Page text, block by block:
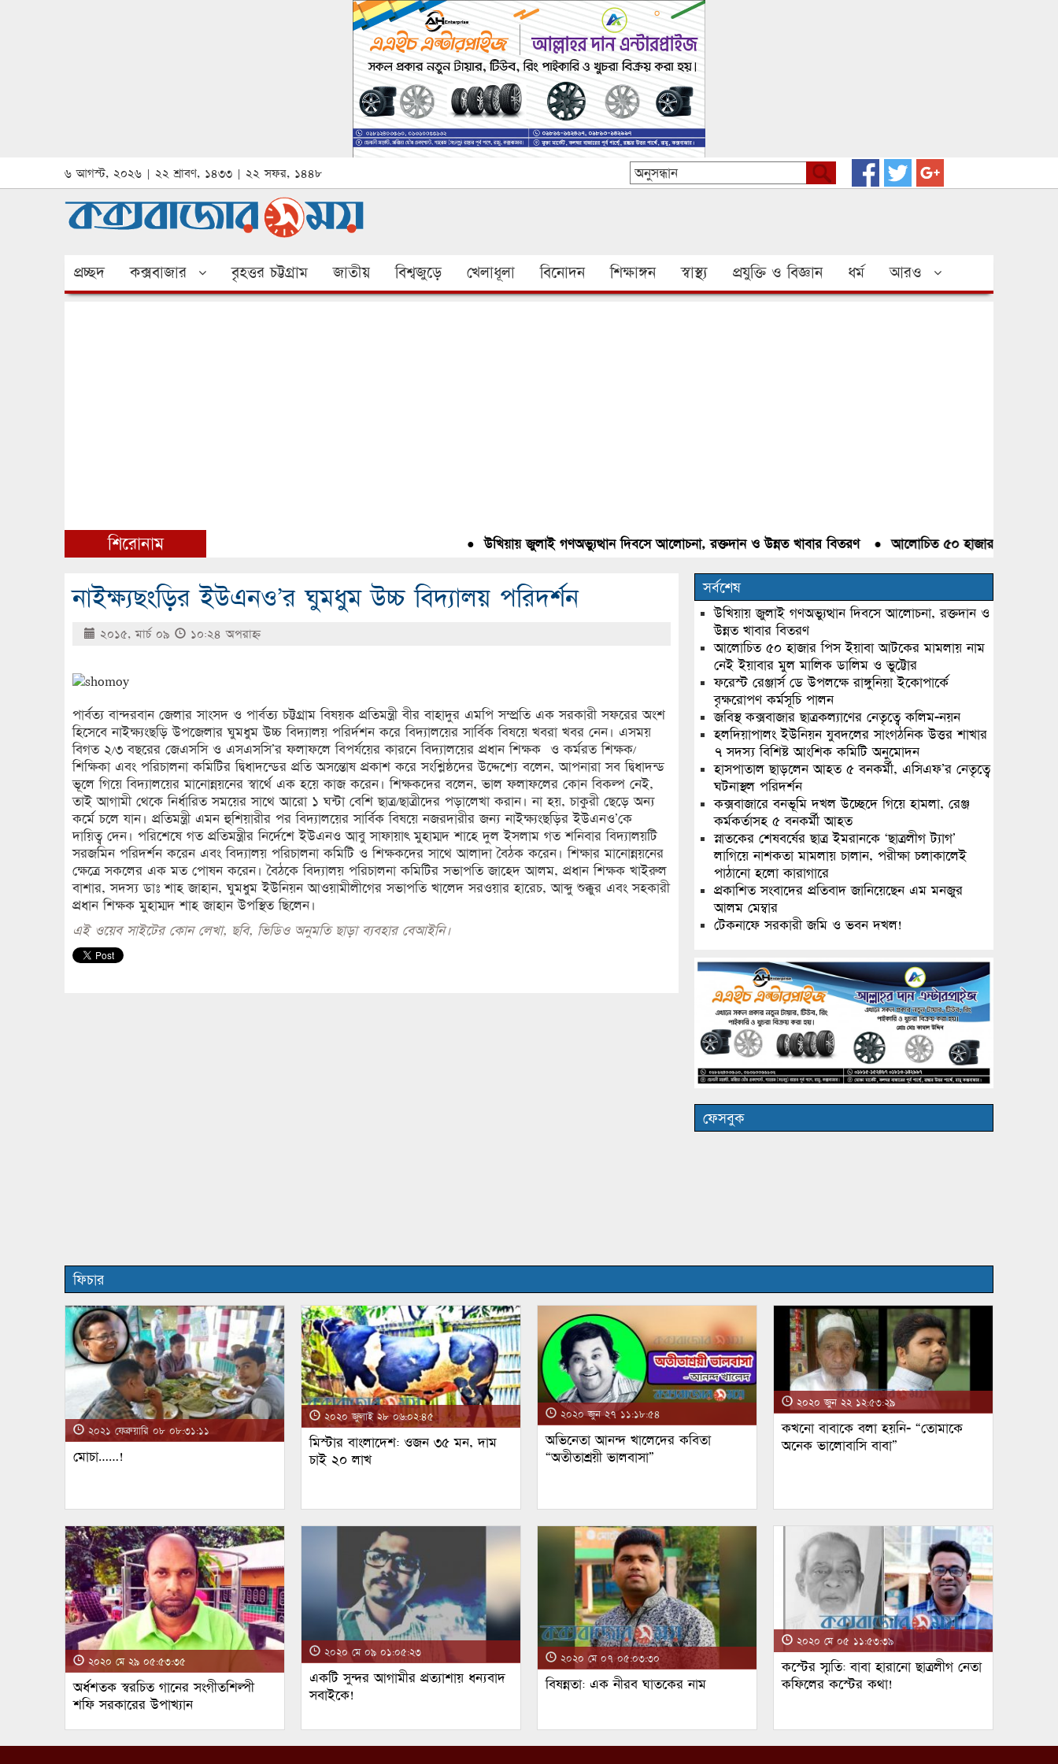
৬ আগস্ট, ২০২৬ | ২২ শ্রাবণ, ১৪৩৩ | ২২ সফর, ১৪৪৮
প্রচ্ছদ কক্সবাজার বৃহত্তর চট্টগ্রাম জাতীয় বিশ্বজুড়ে খেলাধূলা বিনোদন শিক্ষাঙ্গন স্বাস্থ্য প্রযুক্তি ও বিজ্ঞান ধর্ম আরও
শিরোনাম উখিয়ায় জুলাই গণঅভ্যুত্থান দিবসে আলোচনা, রক্তদান ও উন্নত খাবার বিতরণ● আলোচিত ৫০ হাজার পিস ইয়াবা
নাইক্ষ্যছংড়ির ইউএনও’র ঘুমধুম উচ্চ বিদ্যালয় পরিদর্শন
২০১৫, মার্চ ০৯ ১০:২৪ অপরাহ্ণ
পার্বত্য বান্দরবান জেলার সাংসদ ও পার্বত্য চট্টগ্রাম বিষয়ক প্রতিমন্ত্রী বীর বাহাদুর এমপি সম্প্রতি এক সরকারী সফরের অংশ
হিসেবে নাইক্ষ্যংছড়ি উপজেলার ঘুমধুম উচ্চ বিদ্যালয় পরির্দশন করে বিদ্যালয়ের সার্বিক বিষয়ে খবরা খবর নেন। এসময়
বিগত ২/৩ বছরের জেএসসি ও এসএসসি’র ফলাফলে বিপর্যয়ের কারনে বিদ্যালয়ের প্রধান শিক্ষক ও কর্মরত শিক্ষক/
শিক্ষিকা এবং পরিচালনা কমিটির দ্বিধাদন্ডের প্রতি অসন্তোষ প্রকাশ করে সংশ্লিষ্ঠদের উদ্দেশ্যে বলেন, আপনারা সব দ্বিধাদন্ড
ভূলে গিয়ে বিদ্যালয়ের মানোন্নয়নের স্বার্থে এক হয়ে কাজ করেন। শিক্ষকদের বলেন, ভাল ফলাফলের কোন বিকল্প নেই,
তাই আগামী থেকে নির্ধারিত সময়ের সাথে আরো ১ ঘন্টা বেশি ছাত্র/ছাত্রীদের পড়ালেখা করান। না হয়, চাকুরী ছেড়ে অন্য
কর্মে চলে যান। প্রতিমন্ত্রী এমন হুশিয়ারীর পর বিদ্যালয়ের সার্বিক বিষয়ে নজরদারীর জন্য নাইক্ষ্যংছড়ির ইউএনও’কে
দায়িত্ব দেন। পরিশেষে গত প্রতিমন্ত্রীর নির্দেশে ইউএনও আবু সাফায়াৎ মুহাম্মদ শাহে দুল ইসলাম গত শনিবার বিদ্যালয়টি
সরজমিন পরিদর্শন করেন এবং বিদ্যালয় পরিচালনা কমিটি ও শিক্ষকদের সাথে আলাদা বৈঠক করেন। শিক্ষার মানোন্নয়নের
ক্ষেত্রে সকলের এক মত পোষন করেন। বৈঠকে বিদ্যালয় পরিচালনা কমিটির সভাপতি জাহেদ আলম, প্রধান শিক্ষক খাইরুল
বাশার, সদস্য ডাঃ শাহ জাহান, ঘুমধুম ইউনিয়ন আওয়ামীলীগের সভাপতি খালেদ সরওয়ার হারেচ, আব্দু শুক্কুর এবং সহকারী
প্রধান শিক্ষক মুহাম্মদ শাহ জাহান উপস্থিত ছিলেন।
এই ওয়েব সাইটের কোন লেখা, ছবি, ভিডিও অনুমতি ছাড়া ব্যবহার বেআইনি।
সর্বশেষ
উখিয়ায় জুলাই গণঅভ্যুত্থান দিবসে আলোচনা, রক্তদান ও
উন্নত খাবার বিতরণ
আলোচিত ৫০ হাজার পিস ইয়াবা আটকের মামলায় নাম
নেই ইয়াবার মুল মালিক ডালিম ও ভুট্টোর
ফরেস্ট রেঞ্জার্স ডে উপলক্ষে রাঙ্গুনিয়া ইকোপার্কে
বৃক্ষরোপণ কর্মসূচি পালন
জবিস্থ কক্সবাজার ছাত্রকল্যাণের নেতৃত্বে কলিম-নয়ন
হলদিয়াপালং ইউনিয়ন যুবদলের সাংগঠনিক উত্তর শাখার
৭ সদস্য বিশিষ্ট আংশিক কমিটি অনুমোদন
হাসপাতাল ছাড়লেন আহত ৫ বনকর্মী, এসিএফ’র নেতৃত্বে
ঘটনাস্থল পরিদর্শন
কক্সবাজারে বনভূমি দখল উচ্ছেদে গিয়ে হামলা, রেঞ্জ
কর্মকর্তাসহ ৫ বনকর্মী আহত
স্নাতকের শেষবর্ষের ছাত্র ইমরানকে ‘ছাত্রলীগ ট্যাগ’
লাগিয়ে নাশকতা মামলায় চালান, পরীক্ষা চলাকালেই
পাঠানো হলো কারাগারে
প্রকাশিত সংবাদের প্রতিবাদ জানিয়েছেন এম মনজুর
আলম মেম্বার
টেকনাফে সরকারী জমি ও ভবন দখল!
ফেসবুক
ফিচার
২০২১ ফেব্রুয়ারি ০৮ ০৮:৩১:১১
মোচা……!
২০২০ জুলাই ২৮ ০৬:০২:৪৫
মিস্টার বাংলাদেশ: ওজন ৩৫ মন, দাম
চাই ২০ লাখ
২০২০ জুন ২৭ ১১:১৮:৫৪
অভিনেতা আনন্দ খালেদের কবিতা
“অতীতাশ্রয়ী ভালবাসা”
২০২০ জুন ২২ ১২:৫৩:২৯
কখনো বাবাকে বলা হয়নি- “তোমাকে
অনেক ভালোবাসি বাবা”
২০২০ মে ২৯ ০৫:৫৩:৩৫
অর্ধশতক স্বরচিত গানের সংগীতশিল্পী
শফি সরকারের উপাখ্যান
২০২০ মে ০৯ ০১:০৫:২৩
একটি সুন্দর আগামীর প্রত্যাশায় ধন্যবাদ
সবাইকে!
২০২০ মে ০৭ ০৫:০৩:৩০
বিষন্নতা: এক নীরব ঘাতকের নাম
২০২০ মে ০৫ ১১:৫৩:৩৯
কস্টের স্মৃতি: বাবা হারানো ছাত্রলীগ নেতা
কফিলের কস্টের কথা!